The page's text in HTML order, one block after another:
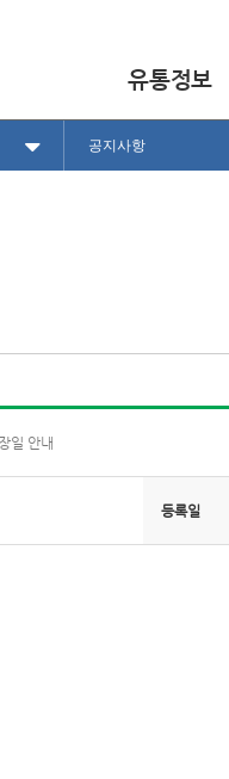
유통정보
공지사항
일 안내
등록일